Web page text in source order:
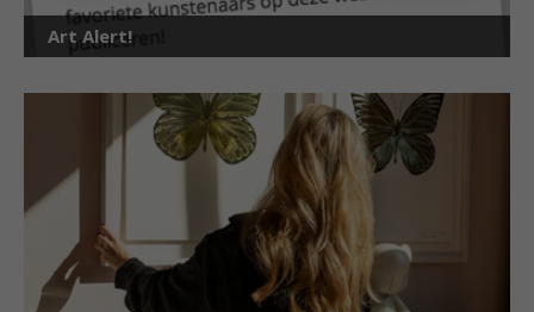
Art Alert!